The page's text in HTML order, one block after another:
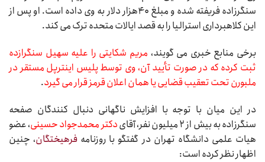
سنگرزاده فریفته شده و مبلغ ۴۰هزار دلار به وی داده است. او پس از
این کلاهبرداری استرالیا را به قصد ایالات متحده ترک می کند.
برخی منابع خبری می گویند، مریم شکایتی را علیه سهیل سنگرازده
ثبت کرده که در صورت تأیید آن، وی توسط پلیس اینترپل مستقر در
ملبورن تحت تعقیب قضایی یا همان اعلان قرمز قرار می گیرد.
در این میان با توجه با افزایش ناگهانی دنبال کنندگان صفحه
سنگرزاده به بیش از ۲ میلیون نفر، آقای
دکتر محمدجواد حسینی، عضو
هیات علمی دانشگاه تهران در گفتگو با روزنامه فرهیختگان، چنین
اظهار نظر کرده است: